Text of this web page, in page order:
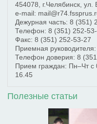
454078
г.Челябинск ул.
e-mail:
Дежурная часть: 8 (351)
Телефон: 8 (351) 252-
Факс: 8 (351) 252-53-27
Приемная руководителя:
Телефон доверия: 8
Прием граждан: Пн–Чт с
16.45
Полезные статьи